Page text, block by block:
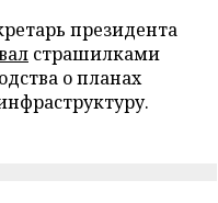
президента
страшилками
о планах